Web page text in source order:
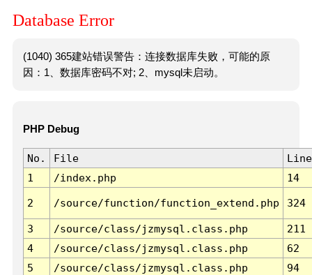
Database Error
(1040) 365建站错误警告：连接数据库失败，可能的原
因：1、数据库密码不对; 2、mysql未启动。
PHP Debug
No. File
Line
1
/index.php 14
2 /source/function/function_extend.php 324
3 /source/class/jzmysql.class.php
211
4
/source/class/jzmysql.class.php
62
5
/source/class/jzmysql.class.php
94